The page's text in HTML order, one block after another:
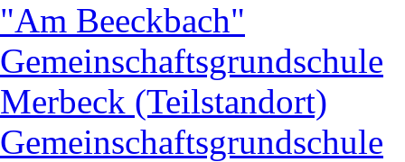
"Am Beeckbach"
Gemeinschaftsgrundschule
Merbeck (Teilstandort)
Gemeinschaftsgrundschule